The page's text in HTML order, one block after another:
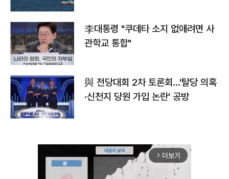
李대통령 "쿠데타 소지 없애려면 사
관학교 통합"
與 전당대회 2차 토론회…'탈당 의혹
·신천지 당원 가입 논란' 공방
arrow_forward_ios 더보기